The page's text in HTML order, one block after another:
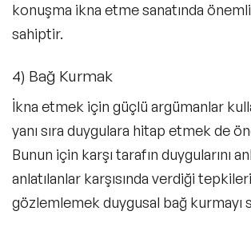
konuşma ikna etme sanatında
sahiptir.
4) Bağ Kurmak
İkna etmek için güçlü argümanlar
yanı sıra duygulara hitap etmek de
Bunun için karşı tarafın duygularını
anlatılanlar karşısında verdiği tepkileri
gözlemlemek duygusal bağ kurmayı